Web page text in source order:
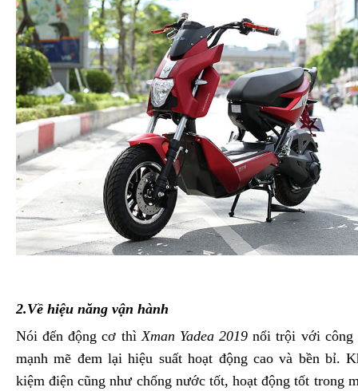
2.Về hiệu năng vận hành
Nói đến động cơ thìXman Yadea 2019 nổi trội với công
mạnh mẽ đem lại hiệu suất hoạt động cao và bền bỉ.
kiệm điện cũng như chống nước tốt, hoạt động tốt trong